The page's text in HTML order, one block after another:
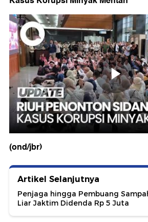
(ond/jbr)
Artikel Selanjutnya
Penjaga hingga Pembuang
Liar Jaktim Didenda Rp 5 Juta